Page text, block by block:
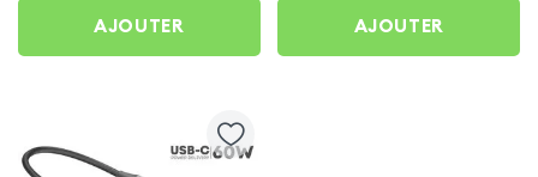
AJOUTER AJOUTER